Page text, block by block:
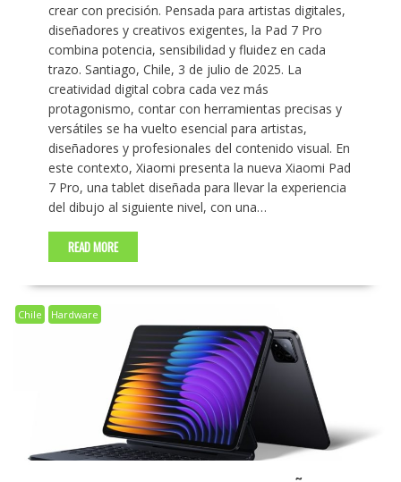
crear con precisión. Pensada para artistas digitales,
diseñadores y creativos exigentes, la Pad 7 Pro
combina potencia, sensibilidad y fluidez en cada
trazo. Santiago, Chile, 3 de julio de 2025. La
creatividad digital cobra cada vez más
protagonismo, contar con herramientas precisas y
versátiles se ha vuelto esencial para artistas,
diseñadores y profesionales del contenido visual. En
este contexto, Xiaomi presenta la nueva Xiaomi Pad
7 Pro, una tablet diseñada para llevar la experiencia
del dibujo al siguiente nivel, con una…
READ MORE
Chile Hardware